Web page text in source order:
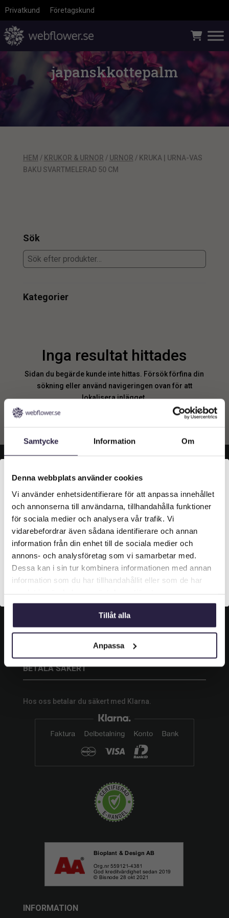
Samtycke Information Om
Denna webbplats använder cookies
Vi använder enhetsidentifierare för att anpassa innehållet
och annonserna till användarna, tillhandahålla funktioner
för sociala medier och analysera vår trafik. Vi
vidarebefordrar även sådana identifierare och annan
information från din enhet till de sociala medier och
annons- och analysföretag som vi samarbetar med.
Dessa kan i sin tur kombinera informationen med annan
information som du har tillhandahållit eller som de har
Tillåt alla
Anpassa
Privatkund Företagskund
japanskkottepalm
HEM / KRUKOR & URNOR / URNOR / KRUKA | URNA-VAS
BAKU SVARTMELERAD 50 CM
Sök
Kategorier
Inga resultat hittades
Sidan du begärde kunde inte hittas. Försök förfina din
sökning eller använd navigeringen ovan för att
lokalisera inlägget.

Grustagsgatan 13,
254 64 Helsingborg
 042-33 00 20
 info@webflower.se
SOCIALA MEDIER
Följ oss och gilla oss på sociala medier.
BETALA SÄKERT
Hos oss betalar du säkert med Klarna.
INFORMATION
Välkommen till Webflower
Vilken typ av kund är du? Du kan alltid justera ditt val
längst upp på sidan.
Företagskund (exkl. moms)
Privatkund (inkl. moms)